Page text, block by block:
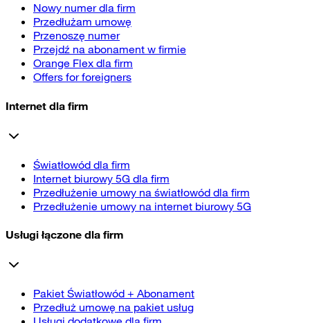
Nowy numer dla firm
Przedłużam umowę
Przenoszę numer
Przejdź na abonament w firmie
Orange Flex dla firm
Offers for foreigners
Internet dla firm
Światłowód dla firm
Internet biurowy 5G dla firm
Przedłużenie umowy na światłowód dla firm
Przedłużenie umowy na internet biurowy 5G
Usługi łączone dla firm
Pakiet Światłowód + Abonament
Przedłuż umowę na pakiet usług